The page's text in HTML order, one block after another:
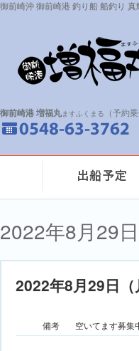
御前崎沖 御前崎港 釣り船 船釣り
御前崎港 増福丸ますふくまる （予約
2022年8月29
2022年8月29日（
備考 空いてます募集